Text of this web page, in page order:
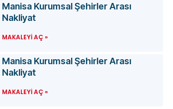
Manisa Kurumsal Şehirler Arası
Nakliyat
MAKALEYI AÇ »
Manisa Kurumsal Şehirler Arası
Nakliyat
MAKALEYI AÇ »